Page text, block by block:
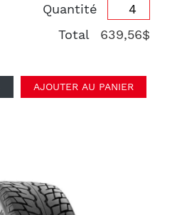
Quantité
Total
639,56$
AJOUTER AU PANIER